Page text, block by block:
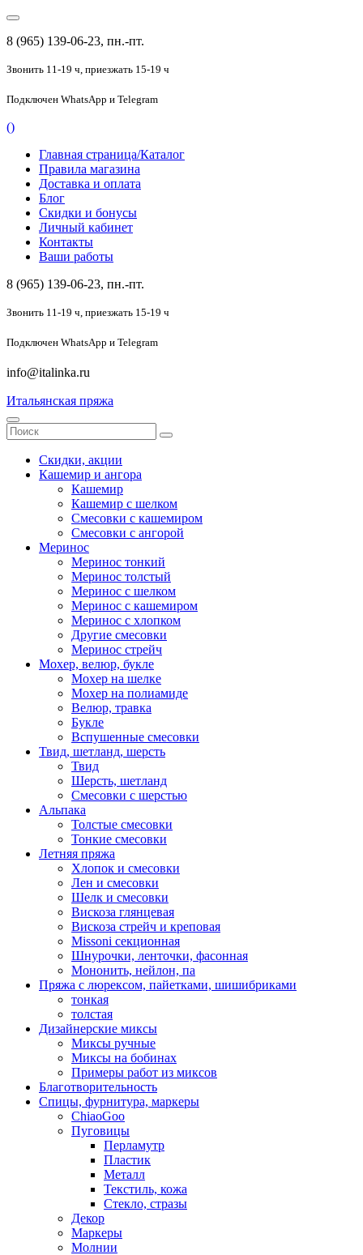
8 (965) 139-06-23, пн.-пт.
Звонить 11-19 ч, приезжать 15-19 ч
Подключен WhatsApp и Telegram
()
Главная страница/Каталог
Правила магазина
Доставка и оплата
Блог
Скидки и бонусы
Личный кабинет
Контакты
Ваши работы
8 (965) 139-06-23, пн.-пт.
Звонить 11-19 ч, приезжать 15-19 ч
Подключен WhatsApp и Telegram
info@italinka.ru
Итальянская пряжа
Скидки, акции
Кашемир и ангора
Кашемир
Кашемир с шелком
Смесовки с кашемиром
Смесовки с ангорой
Меринос
Меринос тонкий
Меринос толстый
Меринос с шелком
Меринос с кашемиром
Меринос с хлопком
Другие смесовки
Меринос стрейч
Мохер, велюр, букле
Мохер на шелке
Мохер на полиамиде
Велюр, травка
Букле
Вспушенные смесовки
Твид, шетланд, шерсть
Твид
Шерсть, шетланд
Смесовки с шерстью
Альпака
Толстые смесовки
Тонкие смесовки
Летняя пряжа
Хлопок и смесовки
Лен и смесовки
Шелк и смесовки
Вискоза глянцевая
Вискоза стрейч и креповая
Missoni секционная
Шнурочки, ленточки, фасонная
Мононить, нейлон, па
Пряжа с люрексом, пайетками, шишибриками
тонкая
толстая
Дизайнерские миксы
Миксы ручные
Миксы на бобинах
Примеры работ из миксов
Благотворительность
Спицы, фурнитура, маркеры
ChiaoGoo
Пуговицы
Перламутр
Пластик
Металл
Текстиль, кожа
Стекло, стразы
Декор
Маркеры
Молнии